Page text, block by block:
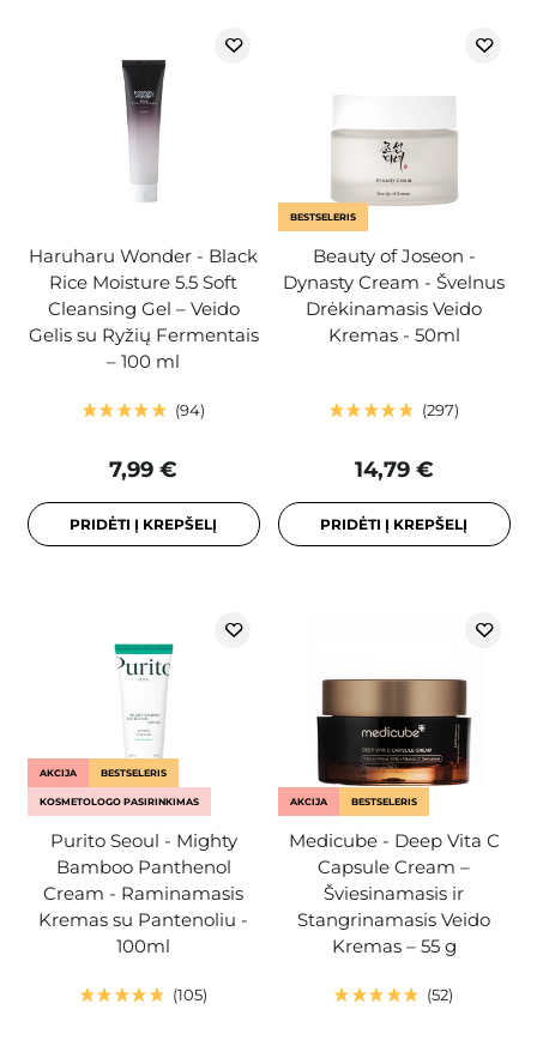
Haruharu Wonder - Black
Rice Moisture 5.5 Soft
Cleansing Gel – Veido
Gelis su Ryžių Fermentais
– 100 ml
94
7,99 €
PRIDĖTI Į KREPŠELĮ
BESTSELERIS
Beauty of Joseon -
Dynasty Cream - Švelnus
Drėkinamasis Veido
Kremas - 50ml
297
14,79 €
PRIDĖTI Į KREPŠELĮ
AKCIJA BESTSELERIS
KOSMETOLOGO PASIRINKIMAS
Purito Seoul - Mighty
Bamboo Panthenol
Cream - Raminamasis
Kremas su Pantenoliu -
100ml
105
AKCIJA BESTSELERIS
Medicube - Deep Vita C
Capsule Cream –
Šviesinamasis ir
Stangrinamasis Veido
Kremas – 55 g
52